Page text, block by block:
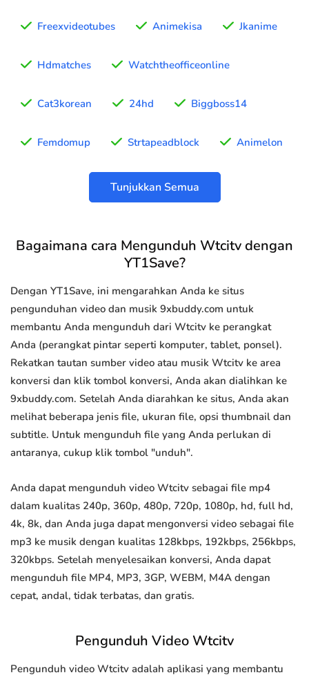
Freexvideotubes Animekisa Jkanime
Hdmatches Watchtheofficeonline
Cat3korean 24hd Biggboss14
Femdomup Strtapeadblock Animelon
Tunjukkan Semua
Bagaimana cara Mengunduh Wtcitv dengan
YT1Save?
Dengan YT1Save, ini mengarahkan Anda ke situs
pengunduhan video dan musik 9xbuddy.com untuk
membantu Anda mengunduh dari Wtcitv ke perangkat
Anda (perangkat pintar seperti komputer, tablet, ponsel).
Rekatkan tautan sumber video atau musik Wtcitv ke area
konversi dan klik tombol konversi, Anda akan dialihkan ke
9xbuddy.com. Setelah Anda diarahkan ke situs, Anda akan
melihat beberapa jenis file, ukuran file, opsi thumbnail dan
subtitle. Untuk mengunduh file yang Anda perlukan di
antaranya, cukup klik tombol "unduh".
Anda dapat mengunduh video Wtcitv sebagai file mp4
dalam kualitas 240p, 360p, 480p, 720p, 1080p, hd, full hd,
4k, 8k, dan Anda juga dapat mengonversi video sebagai file
mp3 ke musik dengan kualitas 128kbps, 192kbps, 256kbps,
320kbps. Setelah menyelesaikan konversi, Anda dapat
mengunduh file MP4, MP3, 3GP, WEBM, M4A dengan
cepat, andal, tidak terbatas, dan gratis.
Pengunduh Video Wtcitv
Pengunduh video Wtcitv adalah aplikasi yang membantu